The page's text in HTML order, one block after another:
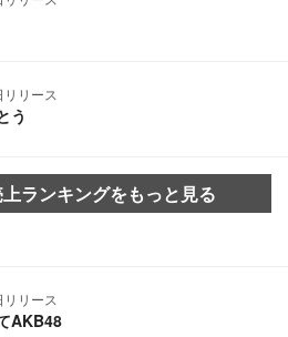
リース
う
ランキングをもっと見る
リース
AKB48